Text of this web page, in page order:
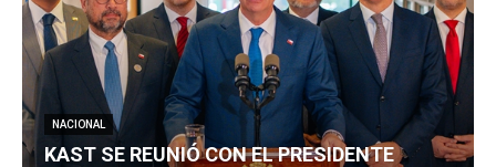
NACIONAL
KAST SE REUNIÓ CON EL PRESIDENTE